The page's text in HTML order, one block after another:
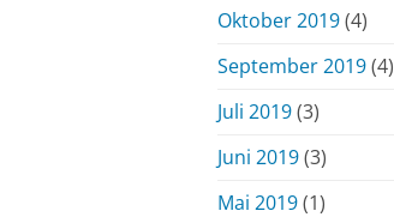
Oktober 2019(4)
September 2019(4)
Juli 2019(3)
Juni 2019(3)
Mai 2019(1)